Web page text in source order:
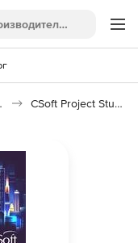
CSoft Project Studio CS Электрика